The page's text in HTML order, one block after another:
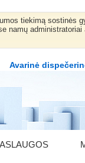
tiekimą sostinės
namų
Avarinė